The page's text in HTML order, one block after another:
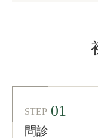
STEP 01
問診